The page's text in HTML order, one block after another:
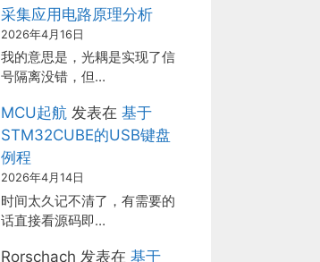
采集应用电路原理分析
2026年4月16日
我的意思是，光耦是实现了信
号隔离没错，但…
MCU起航 发表在 基于
STM32CUBE的USB键盘
例程
2026年4月14日
时间太久记不清了，有需要的
话直接看源码即…
Rorschach 发表在 基于